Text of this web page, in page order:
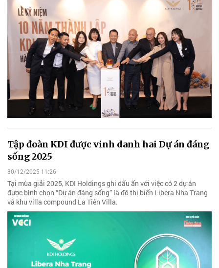
Tập đoàn KDI được vinh danh hai Dự án đáng
sống 2025
30/12/2025 11:26
Tại mùa giải 2025, KDI Holdings ghi dấu ấn với việc có 2 dự án
được bình chọn “Dự án đáng sống” là đô thị biển Libera Nha Trang
và khu villa compound La Tiên Villa.